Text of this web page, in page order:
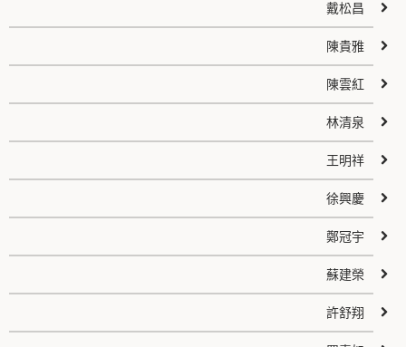
戴松昌
陳貴雅
陳雲紅
林清泉
王明祥
徐興慶
鄭冠宇
蘇建榮
許舒翔